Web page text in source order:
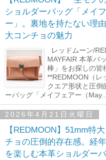
ショルダーバッグ「メイ
ー」。裏地を持たない理
大コンチョの魅力
レッドムーン/
MAYFAIR 本革バ
棒」をお探しの皆
**REDMOON（レ
クエア形状と圧倒
ーバッグ「メイフェアー（May...
2026年4月21日火曜日
【REDMOON】51mm特
チョの圧倒的存在感。経
を楽しむ本革ショルダー